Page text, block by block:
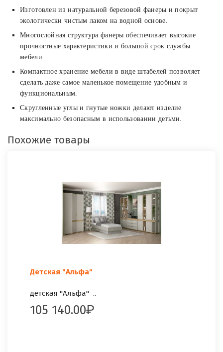
Изготовлен из натуральной березовой фанеры и покрыт
экологически чистым лаком на водной основе.
Многослойная структура фанеры обеспечивает высокие
прочностные характеристики и большой срок службы
мебели.
Компактное хранение мебели в виде штабелей позволяет
сделать даже самое маленькое помещение удобным и
функциональным.
Скругленные углы и гнутые ножки делают изделие
максимально безопасным в использовании детьми.
Похожие товары
Детская "Альфа"
детская "Альфа" ..
105 140.00